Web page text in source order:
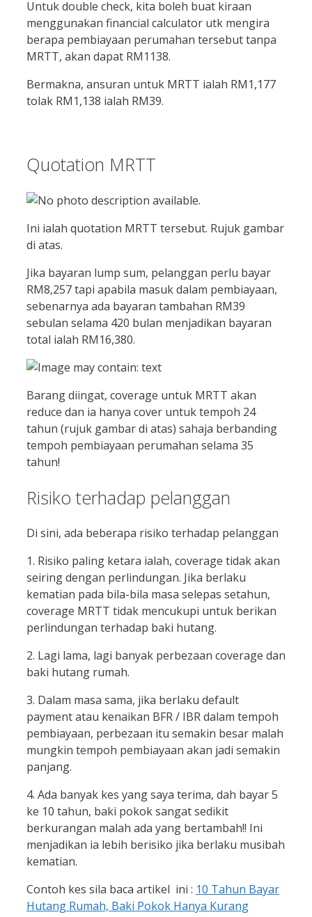
Untuk double check, kita boleh buat kiraan
menggunakan financial calculator utk mengira
berapa pembiayaan perumahan tersebut tanpa
MRTT, akan dapat RM1138.
Bermakna, ansuran untuk MRTT ialah RM1,177
tolak RM1,138 ialah RM39.
Quotation MRTT
Ini ialah quotation MRTT tersebut. Rujuk gambar
di atas.
Jika bayaran lump sum, pelanggan perlu bayar
RM8,257 tapi apabila masuk dalam pembiayaan,
sebenarnya ada bayaran tambahan RM39
sebulan selama 420 bulan menjadikan bayaran
total ialah RM16,380.
Barang diingat, coverage untuk MRTT akan
reduce dan ia hanya cover untuk tempoh 24
tahun (rujuk gambar di atas) sahaja berbanding
tempoh pembiayaan perumahan selama 35
tahun!
Risiko terhadap pelanggan
Di sini, ada beberapa risiko terhadap pelanggan
1. Risiko paling ketara ialah, coverage tidak akan
seiring dengan perlindungan. Jika berlaku
kematian pada bila-bila masa selepas setahun,
coverage MRTT tidak mencukupi untuk berikan
perlindungan terhadap baki hutang.
2. Lagi lama, lagi banyak perbezaan coverage dan
baki hutang rumah.
3. Dalam masa sama, jika berlaku default
payment atau kenaikan BFR / IBR dalam tempoh
pembiayaan, perbezaan itu semakin besar malah
mungkin tempoh pembiayaan akan jadi semakin
panjang.
4. Ada banyak kes yang saya terima, dah bayar 5
ke 10 tahun, baki pokok sangat sedikit
berkurangan malah ada yang bertambah!! Ini
menjadikan ia lebih berisiko jika berlaku musibah
kematian.
Contoh kes sila baca artikel ini : 10 Tahun Bayar
Hutang Rumah, Baki Pokok Hanya Kurang